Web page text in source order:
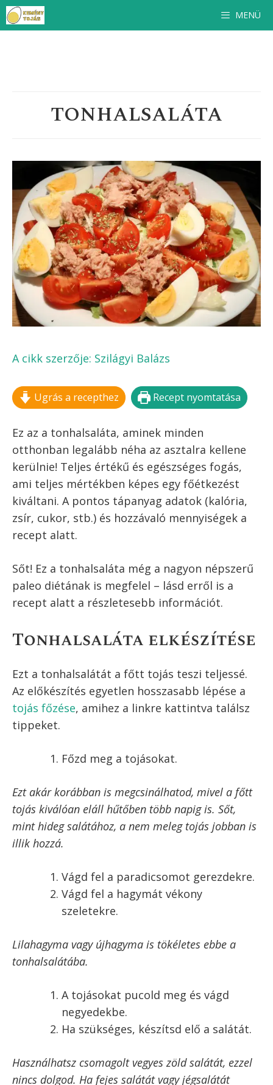
Kilépés
tartalomba
TONHALSALÁTA
A cikk szerzője:Szilágyi Balázs
Ugrás a recepthez Recept nyomtatása
otthonban legalább néha az asztalra kellene
ami teljes mértékben képes egy főétkezést
kiváltani. A pontos tápanyag adatok (kalória,
zsír, cukor, stb.) és hozzávaló mennyiségek a
recept alatt.
Sőt! Ez a tonhalsaláta még a nagyon népszerű
paleo diétának is megfelel – lásd erről is a
recept alatt a részletesebb információt.
Tonhalsaláta elkészítése
Ezt a tonhalsalátát a főtt tojás teszi teljessé.
Az előkészítés egyetlen hosszasabb lépése a
tojás főzése , amihez a linkre kattintva találsz
Főzd meg a tojásokat.
szakácskönyv
feliratkozóinknak
FELIRATKOZOM!